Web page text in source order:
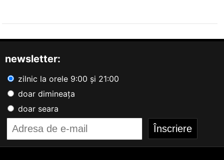
newsletter:
zilnic la orele 9:00 și 21:00
doar dimineața
doar seara